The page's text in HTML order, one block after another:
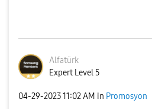
Alfatürk
Expert Level 5
‎04-29-202311:02 AM in Promosyon